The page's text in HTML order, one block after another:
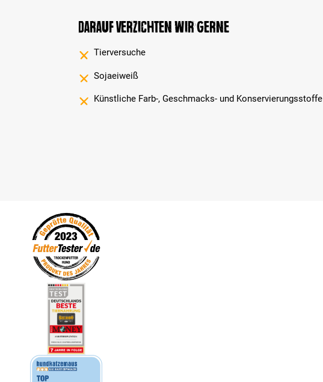
Darauf verzichten wir gerne
Tierversuche
Sojaeiweiß
Künstliche Farb-, Geschmacks- und Konservierungsstoffe